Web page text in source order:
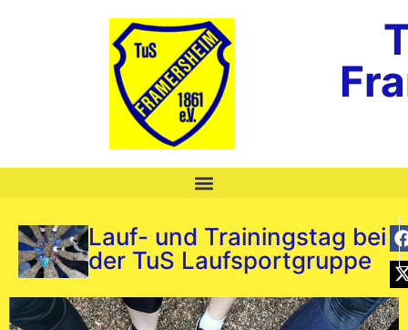
Lauf- und Trainingstag bei
der TuS Laufsportgruppe